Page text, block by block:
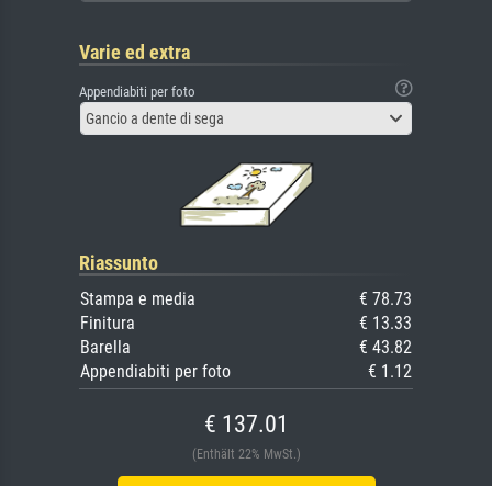
Varie ed extra
Appendiabiti per foto
Gancio a dente di sega
Riassunto
Stampa e media
€ 78.73
Finitura
€ 13.33
Barella
€ 43.82
Appendiabiti per foto
€ 1.12
€ 137.01
(Enthält 22% MwSt.)